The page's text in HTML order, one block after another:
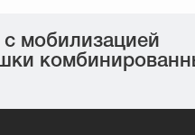
мобилизацией